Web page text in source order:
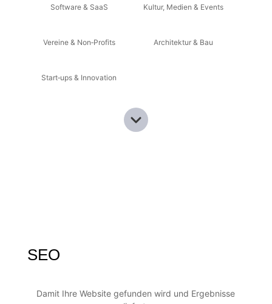
Software & SaaS Kultur, Medien & Events
Vereine & Non‑Profits Architektur & Bau
Start‑ups & Innovation
SEO
Damit Ihre Website gefunden wird und Ergebnisse